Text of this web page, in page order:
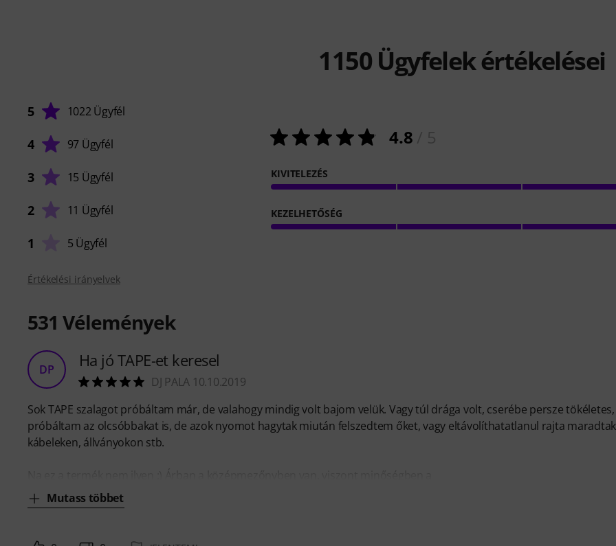
1150 Ügyfelek értékelései
5 1022 Ügyfél
4 97 Ügyfél
3 15 Ügyfél
2 11 Ügyfél
1 5 Ügyfél
4.8
KIVITELEZÉS
KEZELHETŐSÉG
Értékelési irányelvek
531 Vélemények
DP Ha jó TAPE-et keresel
DJ PALA 10.10.2019
Sok TAPE szalagot próbáltam már, de valahogy mindig volt bajom velük. Vagy túl drága volt, cserébe persze
próbáltam az olcsóbbakat is, de azok nyomot hagytak miután felszedtem őket, vagy eltávolíthatatlanul rajta
kábeleken, állványokon stb.
Mutass többet